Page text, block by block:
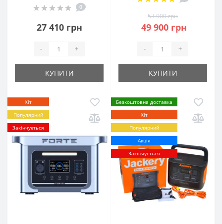
0
27 410 грн
- +
КУПИТИ
53 000 грн
49 900 грн
- +
КУПИТИ
Хіт
Популярний
Закінчується
Безкоштовна доставка
Хіт
Популярний
Акція
Закінчується